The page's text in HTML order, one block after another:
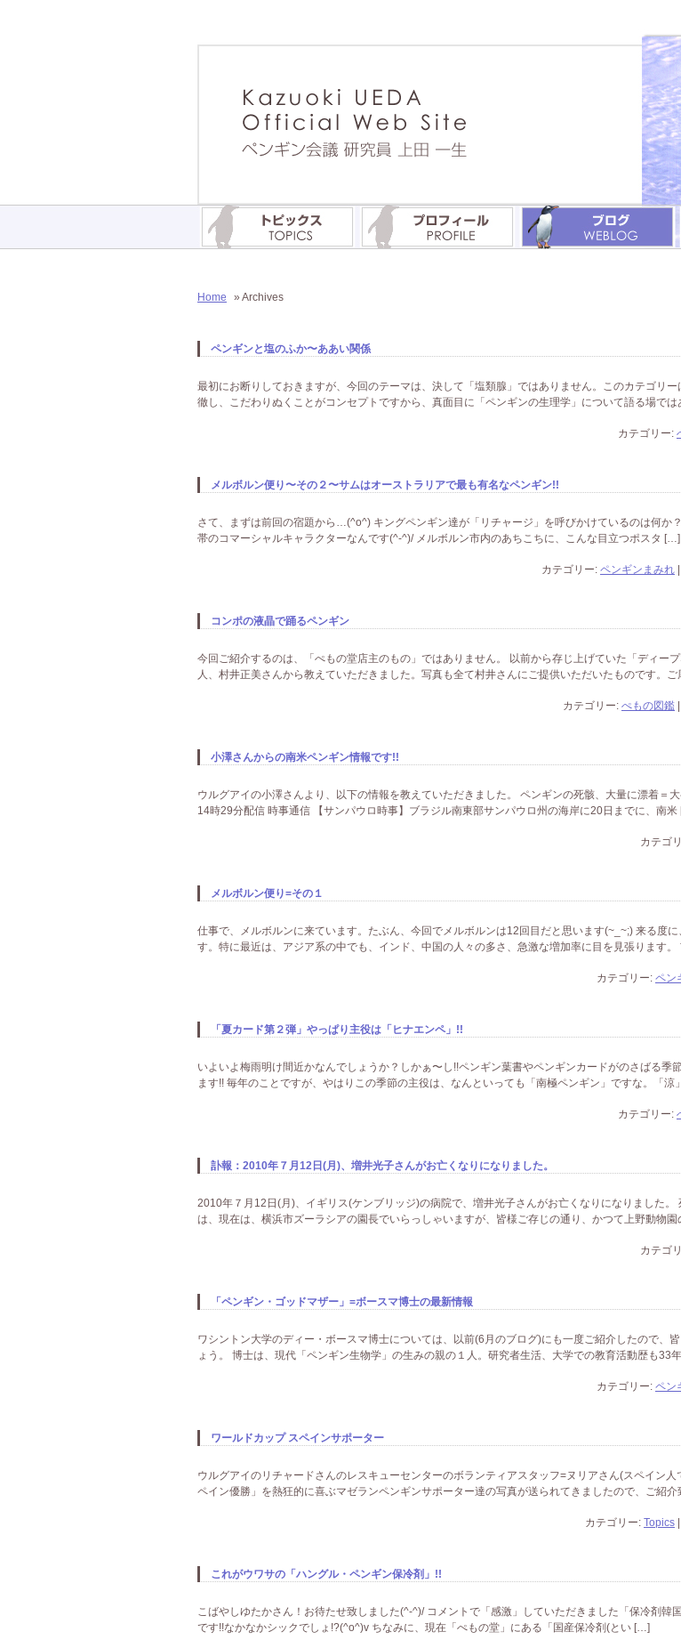
Home » Archives
ペンギンと塩のふか〜ああい関係
最初にお断りしておきますが、今回のテーマは、決して「塩類腺」ではありません。このカテゴリ
徹し、こだわりぬくことがコンセプトですから、真面目に「ペンギンの生理学」について語る場で
カテゴリー:
メルボルン便り〜その２〜サムはオーストラリアで最も有名なペンギン!!
さて、まずは前回の宿題から…(^o^) キングペンギン達が「リチャージ」を呼びかけているのは何か
帯のコマーシャルキャラクターなんです(^-^)/ メルボルン市内のあちこちに、こんな目立つポスタ […]
カテゴリー: ペンギンまみれ
コンポの液晶で踊るペンギン
今回ご紹介するのは、「ぺもの堂店主のもの」ではありません。 以前から存じ上げていた「ディー
人、村井正美さんから教えていただきました。写真も全て村井さんにご提供いただいたものです。
カテゴリー: ぺもの図鑑
小澤さんからの南米ペンギン情報です!!
ウルグアイの小澤さんより、以下の情報を教えていただきました。 ペンギンの死骸、大量に漂着＝
14時29分配信 時事通信 【サンパウロ時事】ブラジル南東部サンパウロ州の海岸に20日までに、南
カテゴ
メルボルン便り=その１
仕事で、メルボルンに来ています。たぶん、今回でメルボルンは12回目だと思います(~_~;) 来る度
す。特に最近は、アジア系の中でも、インド、中国の人々の多さ、急激な増加率に目を見張ります
カテゴリー: ペン
「夏カード第２弾」やっぱり主役は「ヒナエンペ」!!
いよいよ梅雨明け間近かなんでしょうか？しかぁ〜し!!ペンギン葉書やペンギンカードがのさばる季
ます!! 毎年のことですが、やはりこの季節の主役は、なんといっても「南極ペンギン」ですな。「涼
カテゴリー:
訃報：2010年７月12日(月)、増井光子さんがお亡くなりになりました。
2010年７月12日(月)、イギリス(ケンブリッジ)の病院で、増井光子さんがお亡くなりになりました。
は、現在は、横浜市ズーラシアの園長でいらっしゃいますが、皆様ご存じの通り、かつて上野動物
カテゴ
「ペンギン・ゴッドマザー」=ボースマ博士の最新情報
ワシントン大学のディー・ボースマ博士については、以前(6月のブログ)にも一度ご紹介したので、
ょう。 博士は、現代「ペンギン生物学」の生みの親の１人。研究者生活、大学での教育活動歴も33
カテゴリー: ペン
ワールドカップ スペインサポーター
ウルグアイのリチャードさんのレスキューセンターのボランティアスタッフ=ヌリアさん(スペイン人
ペイン優勝」を熱狂的に喜ぶマゼランペンギンサポーター達の写真が送られてきましたので、ご紹
カテゴリー: Topics
これがウワサの「ハングル・ペンギン保冷剤」!!
こばやしゆたかさん！お待たせ致しました(^-^)/ コメントで「感激」していただきました「保冷剤韓
です!!なかなかシックでしょ!?(^o^)v ちなみに、現在「ぺもの堂」にある「国産保冷剤(とい […]